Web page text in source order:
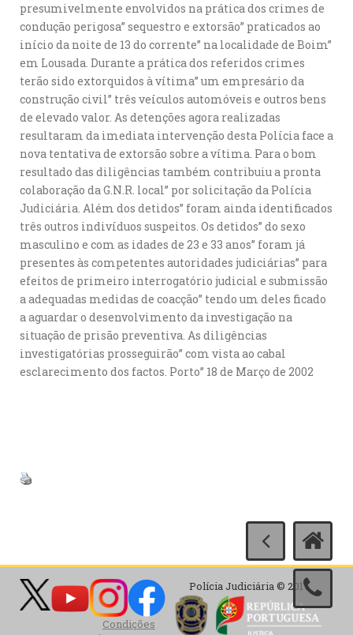
presumivelmente envolvidos na prática dos crimes de
condução perigosa” sequestro e extorsão” praticados ao
início da noite de 13 do corrente” na localidade de Boim”
em Lousada. Durante a prática dos referidos crimes
terão sido extorquidos à vítima” um empresário da
construção civil” três veículos automóveis e outros bens
de elevado valor. As detenções agora realizadas
resultaram da imediata intervenção desta Polícia face a
nova tentativa de extorsão sobre a vítima. Para o bom
resultado das diligências também contribuiu a pronta
colaboração da G.N.R. local” por solicitação da Polícia
Judiciária. Além dos detidos” foram ainda identificados
três outros indivíduos suspeitos. Os detidos” do sexo
masculino e com as idades de 23 e 33 anos” foram já
presentes às competentes autoridades judiciárias” para
efeitos de primeiro interrogatório judicial e submissão
a adequadas medidas de coacção” tendo um deles ficado
a aguardar o desenvolvimento da investigação na
situação de prisão preventiva. As diligências
investigatórias prosseguirão” com vista ao cabal
esclarecimento dos factos. Porto” 18 de Março de 2002
Polícia Judiciária © 2017
Condições